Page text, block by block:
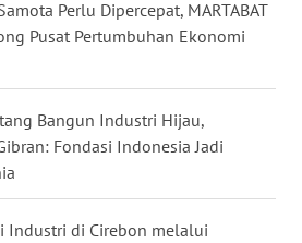
Perlu Dipercepat, MARTABAT
Pusat Pertumbuhan Ekonomi
Bangun Industri Hijau,
Fondasi Indonesia Jadi
Industri di Cirebon melalui